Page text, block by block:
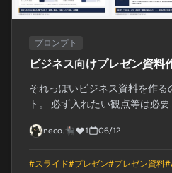
プロンプト
ビジネス向けプレゼン資料
それっぽいビジネス資料を作
ト。 必ず入れたい観点等は必要
neco.🐈‍⬛ 1 06/12
#スライド#プレゼン#プレゼン資料#